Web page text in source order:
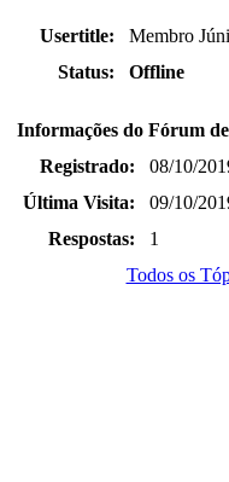
Usertitle:
Membro
Status:
Offline
Informações do Fórum
Registrado:
08/10/
Última Visita:
09/10/
Respostas:
1
Todos os